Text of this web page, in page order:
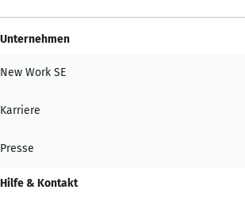
Unternehmen
New Work SE
Karriere
Presse
Hilfe & Kontakt